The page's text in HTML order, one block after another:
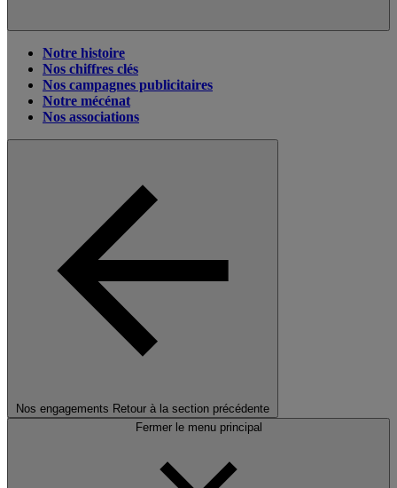
Notre histoire
Nos chiffres clés
Nos campagnes publicitaires
Notre mécénat
Nos associations
Nos engagements Retour à la section précédente
Fermer le menu principal